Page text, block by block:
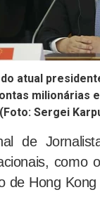
atual
milionárias
(Foto: Sergei
de
como
de Hong